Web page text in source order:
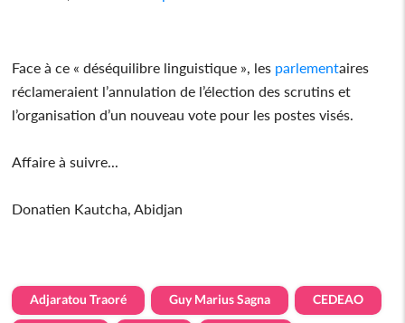
Face à ce « déséquilibre linguistique », les parlementaires
réclameraient l’annulation de l’élection des scrutins et
l’organisation d’un nouveau vote pour les postes visés.
Affaire à suivre...
Donatien Kautcha, Abidjan
Adjaratou Traoré Guy Marius Sagna CEDEAO